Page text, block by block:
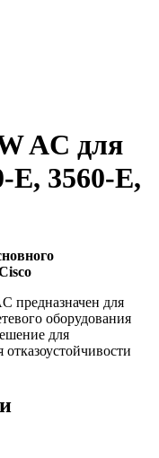
AC для
E, 3560-E,
предназначен для
оборудования
для